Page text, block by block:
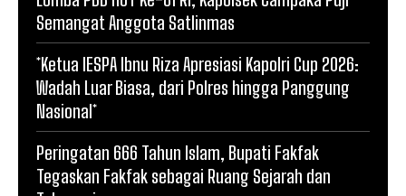
Semangat Anggota Satlinmas
*Ketua IESPA Ibnu Riza Apresiasi Kapolri Cup 2026:
Wadah Luar Biasa, dari Polres hingga Panggung
Nasional*
Peringatan 666 Tahun Islam, Bupati Fakfak
Tegaskan Fakfak sebagai Ruang Sejarah dan